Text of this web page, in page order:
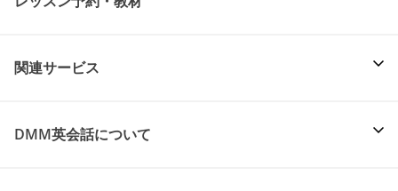
関連サービス
DMM英会話について